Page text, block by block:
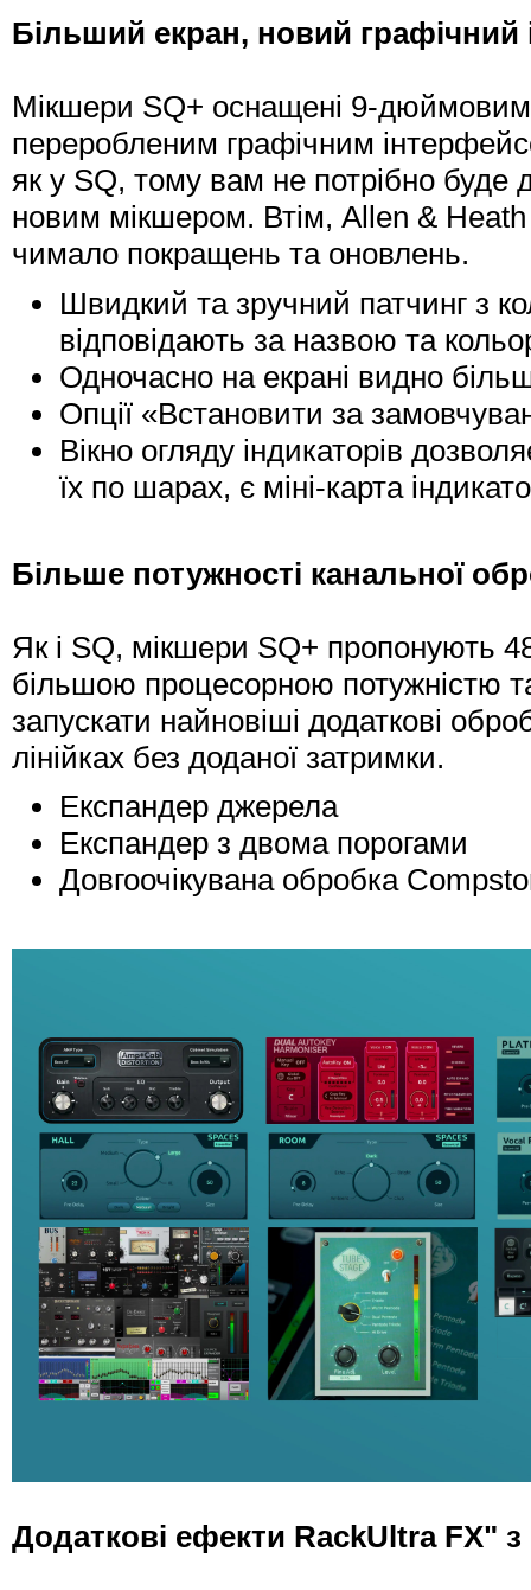
Більший екран, новий графічний
Мікшери SQ+ оснащені 9-
переробленим графічним
як у SQ, тому вам не потрібно буде
новим мікшером. Втім, Allen &
чимало покращень та оновлень.
Швидкий та зручний патчинг з
відповідають за назвою та
Одночасно на екрані видно
Опції «Встановити за
Вікно огляду індикаторів
їх по шарах, є міні-карта
Більше потужності канальної
Як і SQ, мікшери SQ+ пропонують
більшою процесорною потужністю
запускати найновіші додаткові
лінійках без доданої затримки.
Експандер джерела
Експандер з двома порогами
Довгоочікувана обробка
Додаткові ефекти RackUltra FX"